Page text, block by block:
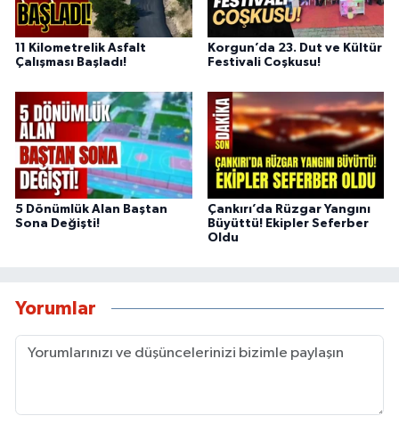
11 Kilometrelik Asfalt
Çalışması Başladı!
Korgun’da 23. Dut ve Kültür
Festivali Coşkusu!
5 Dönümlük Alan Baştan
Sona Değişti!
Çankırı’da Rüzgar Yangını
Büyüttü! Ekipler Seferber
Oldu
Yorumlar